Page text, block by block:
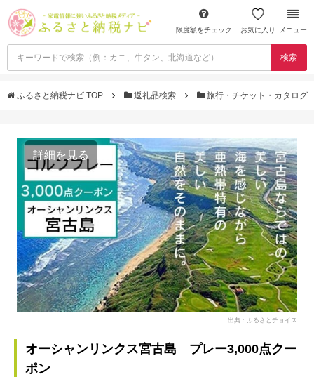
限度額をチェック お気に入り メニュー
検索
ふるさと納税ナビ TOP 返礼品検索 旅行・チケット・カタログ
詳細を見る
出典：ふるさとチョイス
オーシャンリンクス宮古島 プレー3,000点クー
ポン